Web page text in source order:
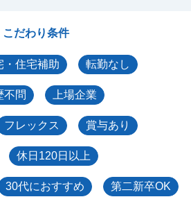
こだわり条件
・住宅補助 転勤なし
不問 上場企業
フレックス 賞与あり
休日120日以上
30代におすすめ 第二新卒OK